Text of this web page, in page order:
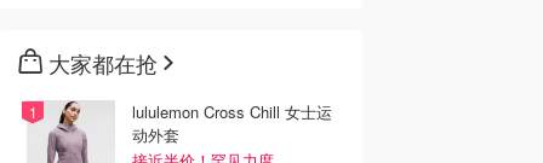
大家都在抢
lululemon Cross Chill 女士运
动外套